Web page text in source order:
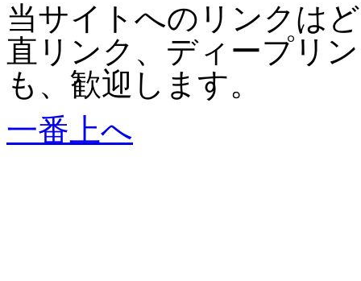
当サイトへのリンクは
直リンク、ディープリ
も、歓迎します。
一番上へ